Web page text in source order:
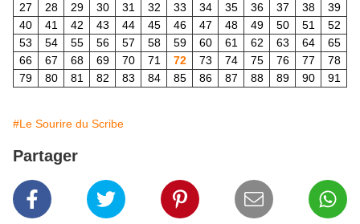
27
28 29 30 31 32 33 34 35 36 37 38
39
40
41 42 43 44 45 46 47 48 49 50 51
52
53
54 55 56 57 58 59 60 61 62 63 64
65
66
67 68 69 70 71 72 73 74 75 76 77
78
79
80 81 82 83 84 85 86 87 88 89 90 91
#Le Sourire du Scribe
Partager